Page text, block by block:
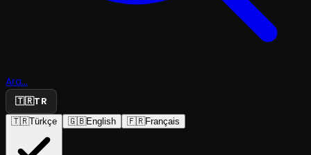
Ara...
🇹🇷TR
🇹🇷Türkçe 🇬🇧English 🇫🇷Français